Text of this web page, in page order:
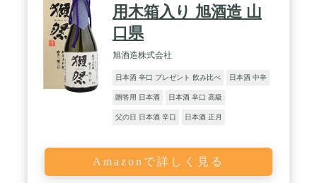
用木箱入り 旭酒造 山
口県
旭酒造株式会社
日本酒 辛口 プレゼント 飲み比べ 日本酒 中辛
贈答用 日本酒 日本酒 辛口 高級
父の日 日本酒 辛口 日本酒 正月
Amazonで詳しく見る